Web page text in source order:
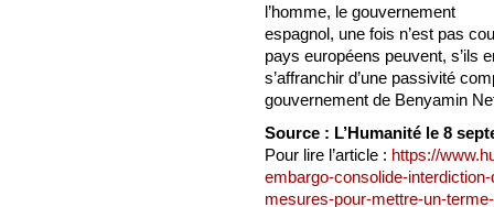
l’homme, le gouvernement
espagnol, une fois n’est pas
pays européens peuvent, s’ils
s’affranchir d’une passivité
gouvernement de Benyamin
Source : L’Humanité le 8
Pour lire l’article : https://
embargo-consolide-
mesures-pour-mettre-un-